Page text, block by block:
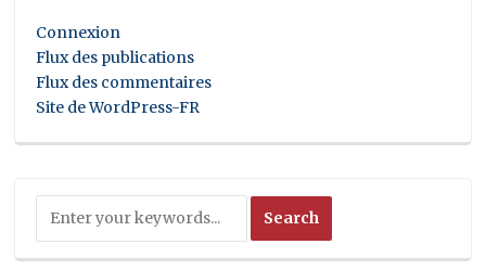
Connexion
Flux des publications
Flux des commentaires
Site de WordPress-FR